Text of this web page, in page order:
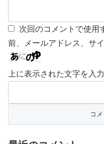
次回のコメントで使用
前、メールアドレス、サ
上に表示された文字を入